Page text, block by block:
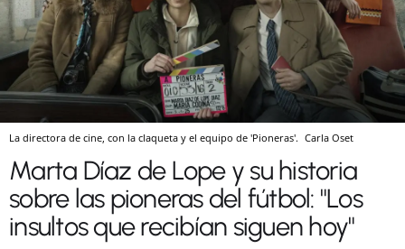
La directora de cine, con la claqueta y el equipo de 'Pioneras'. Carla Oset
Marta Díaz de Lope y su historia
sobre las pioneras del fútbol: "Los
insultos que recibían siguen hoy"